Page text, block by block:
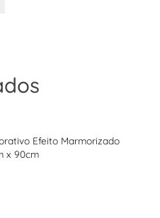
Efeito Marmorizado
x 90cm